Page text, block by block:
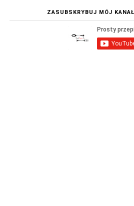
ZASUBSKRYBUJ MÓJ